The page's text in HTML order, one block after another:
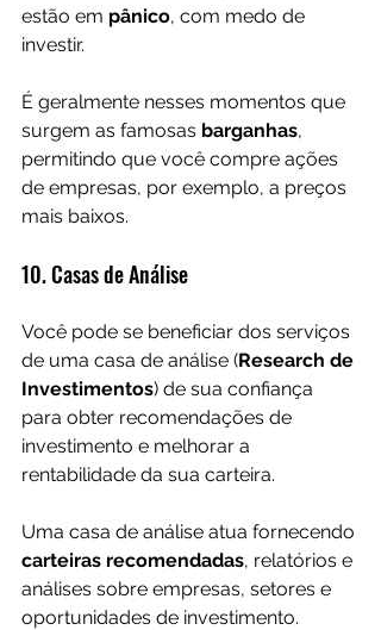
estão em pânico, com medo de
investir.
É geralmente nesses momentos que
surgem as famosas barganhas,
permitindo que você compre ações
de empresas, por exemplo, a preços
mais baixos.
10. Casas de Análise
Você pode se beneficiar dos serviços
de uma casa de análise (Research de
Investimentos) de sua confiança
para obter recomendações de
investimento e melhorar a
rentabilidade da sua carteira.
Uma casa de análise atua fornecendo
carteiras recomendadas, relatórios e
análises sobre empresas, setores e
oportunidades de investimento.